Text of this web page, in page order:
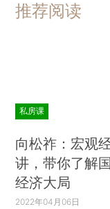
推荐阅读
私房课
向松祚：宏观
讲，带你了解
经济大局
2022年04月06日